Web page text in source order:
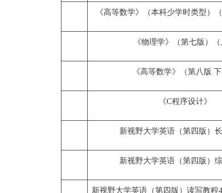
《高等数学》（本科少学时类型）
《物理学》（第七版）
《高等数学》（第八版
《C程序设计》
新视野大学英语（第四版）
新视野大学英语（第四版）
新视野大学英语（第四版）读写教程